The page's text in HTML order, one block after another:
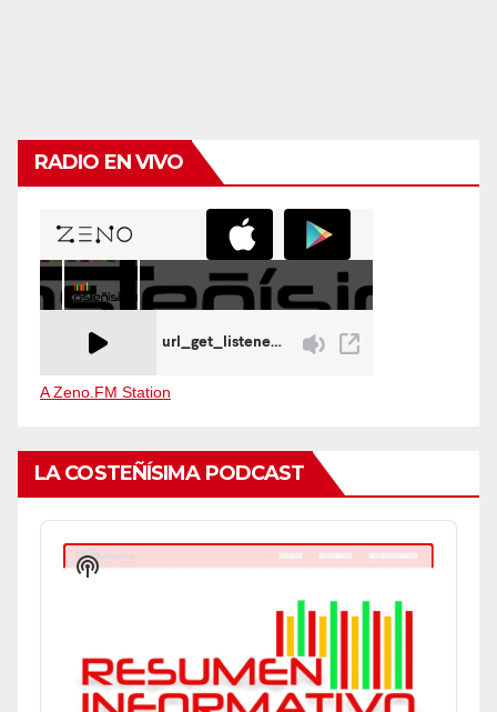
RADIO EN VIVO
A Zeno.FM Station
LA COSTEÑÍSIMA PODCAST
Audio
Player
Show